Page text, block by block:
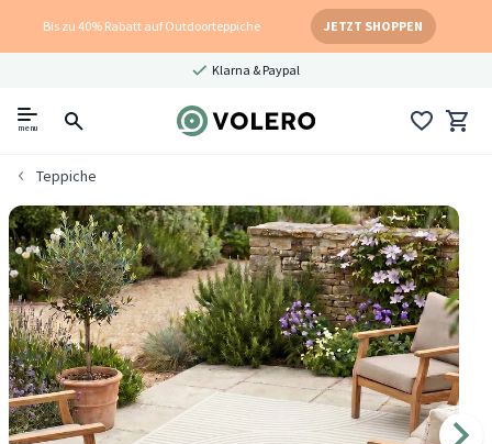
Bis zu 40% Rabatt auf Outdoorteppiche JETZT SHOPPEN
Klarna & Paypal
menu
Teppiche